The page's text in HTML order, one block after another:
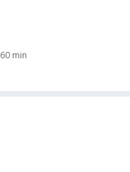
60 min